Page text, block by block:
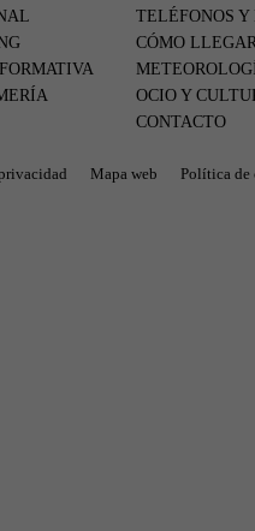
TELÉFONOS Y
CÓMO
OCIO Y
CONTACTO
Mapa web Política de